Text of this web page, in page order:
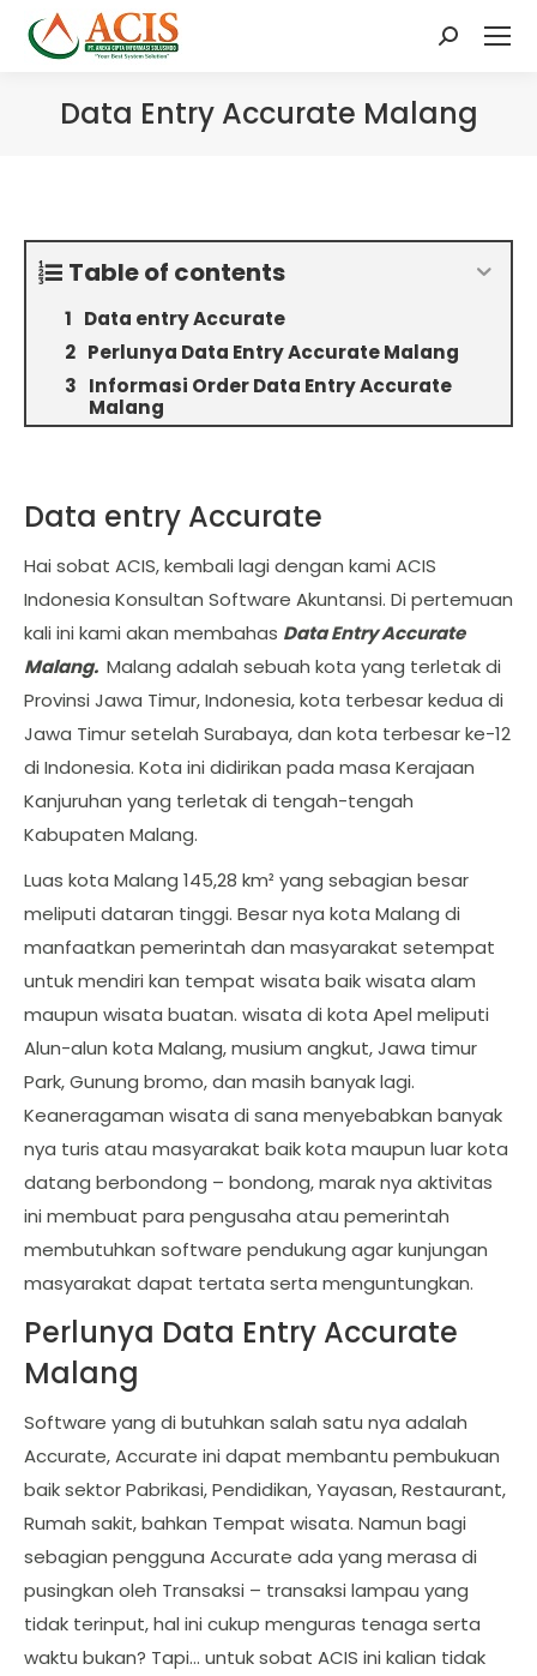
Search:
Data Entry Accurate Malang
Table of contents
Data entry Accurate
Perlunya Data Entry Accurate Malang
Informasi Order Data Entry Accurate
Malang
Data entry Accurate
Hai sobat ACIS, kembali lagi dengan kami ACIS
Indonesia Konsultan Software Akuntansi. Di pertemuan
kali ini kami akan membahas Data Entry Accurate
Malang. Malang adalah sebuah kota yang terletak di
Provinsi Jawa Timur, Indonesia, kota terbesar kedua di
Jawa Timur setelah Surabaya, dan kota terbesar ke-12
di Indonesia. Kota ini didirikan pada masa Kerajaan
Kanjuruhan yang terletak di tengah-tengah
Kabupaten Malang.
Luas kota Malang 145,28 km² yang sebagian besar
meliputi dataran tinggi. Besar nya kota Malang di
manfaatkan pemerintah dan masyarakat setempat
untuk mendiri kan tempat wisata baik wisata alam
maupun wisata buatan. wisata di kota Apel meliputi
Alun-alun kota Malang, musium angkut, Jawa timur
Park, Gunung bromo, dan masih banyak lagi.
Keaneragaman wisata di sana menyebabkan banyak
nya turis atau masyarakat baik kota maupun luar kota
datang berbondong – bondong, marak nya aktivitas
ini membuat para pengusaha atau pemerintah
membutuhkan software pendukung agar kunjungan
masyarakat dapat tertata serta menguntungkan.
Perlunya Data Entry Accurate
Malang
Software yang di butuhkan salah satu nya adalah
Accurate, Accurate ini dapat membantu pembukuan
baik sektor Pabrikasi, Pendidikan, Yayasan, Restaurant,
Rumah sakit, bahkan Tempat wisata. Namun bagi
sebagian pengguna Accurate ada yang merasa di
pusingkan oleh Transaksi – transaksi lampau yang
tidak terinput, hal ini cukup menguras tenaga serta
waktu bukan? Tapi… untuk sobat ACIS ini kalian tidak